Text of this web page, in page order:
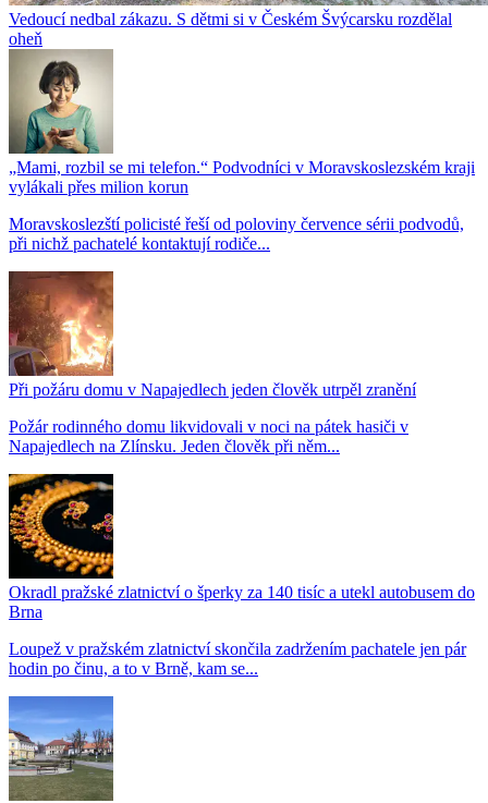
Vedoucí nedbal zákazu. S dětmi si v Českém Švýcarsku rozdělal
oheň
„Mami, rozbil se mi telefon.“ Podvodníci v Moravskoslezském kraji
vylákali přes milion korun
Moravskoslezští policisté řeší od poloviny července sérii podvodů,
při nichž pachatelé kontaktují rodiče...
Při požáru domu v Napajedlech jeden člověk utrpěl zranění
Požár rodinného domu likvidovali v noci na pátek hasiči v
Napajedlech na Zlínsku. Jeden člověk při něm...
Okradl pražské zlatnictví o šperky za 140 tisíc a utekl autobusem do
Brna
Loupež v pražském zlatnictví skončila zadržením pachatele jen pár
hodin po činu, a to v Brně, kam se...